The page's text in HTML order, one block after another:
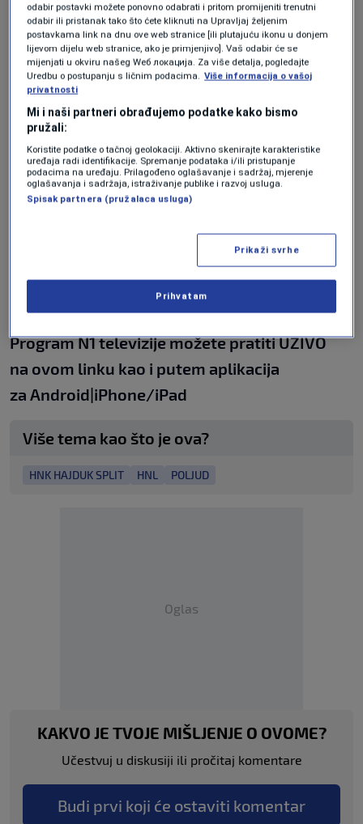
Ako takve mjere ostanu na snazi do 9.
februara, propast će plan Hajdukovih navijača
iz DPH Šibenik koji su pokrenuli inicijativu da se
poljudske tribine napune za utakmicu juniorske
Lige prvaka, kada u goste ‘bilim tićima’ stiže
Atletico Madrid i da se tako proslavi 111.
rođendan kluba.
Također, na Poljudu tako neće moći biti 35.000
navijača, već 60 posto manje, a to je
maksimalno 14.000 ljudi.
Program N1 televizije možete pratiti UŽIVO
na ovom linku kao i putem aplikacija
za Android|iPhone/iPad
Više tema kao što je ova?
HNK HAJDUK SPLIT HNL POLJUD
Oglas
KAKVO JE TVOJE MIŠLJENJE O OVOME?
Učestvuj u diskusiji ili pročitaj komentare
Budi prvi koji će ostaviti komentar
odabir postavki možete ponovno odabrati i pritom promijeniti trenutni
odabir ili pristanak tako što ćete kliknuti na Upravljaj željenim
postavkama link na dnu ove web stranice [ili plutajuću ikonu u donjem
lijevom dijelu web stranice, ako je primjenjivo]. Vaš odabir će se
mijenjati u okviru našeg Wеб локација. Za više detalja, pogledajte
Uredbu o postupanju s ličnim podacima. Više informacija o vašoj
privatnosti
Mi i naši partneri obrađujemo podatke kako bismo
pružali:
Koristite podatke o tačnoj geolokaciji. Aktivno skenirajte karakteristike
uređaja radi identifikacije. Spremanje podataka i/ili pristupanje
podacima na uređaju. Prilagođeno oglašavanje i sadržaj, mjerenje
oglašavanja i sadržaja, istraživanje publike i razvoj usluga.
Spisak partnera (pružalaca usluga)
Prikaži svrhe
Prihvatam